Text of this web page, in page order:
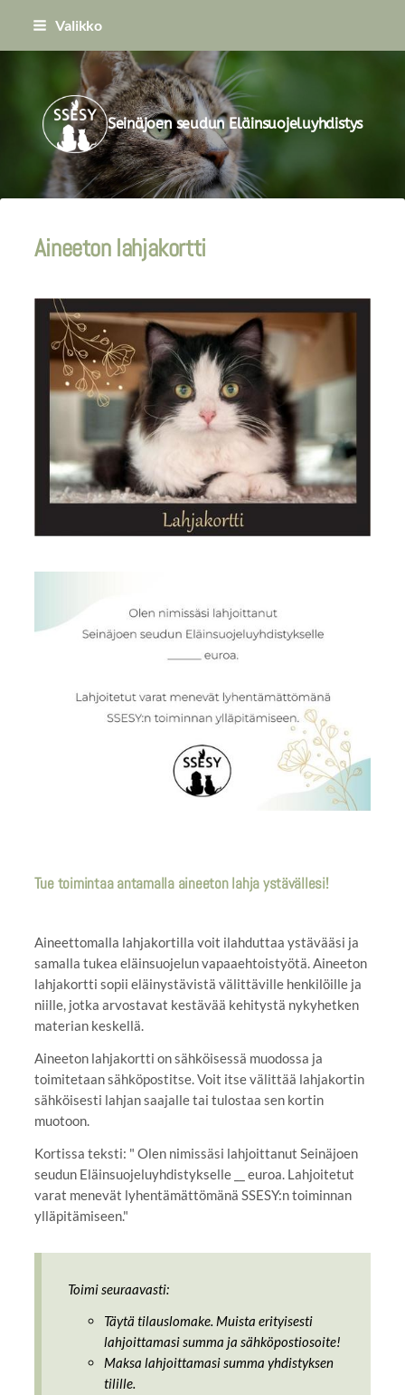
Siirry
Valikko
Seinäjoen seudun Eläinsuojeluyhdistys
Aineeton lahjakortti
Tue toimintaa antamalla aineeton lahja ystävällesi!
Aineettomalla lahjakortilla voit ilahduttaa ystävääsi ja
samalla tukea eläinsuojelun vapaaehtoistyötä. Aineeton
lahjakortti sopii eläinystävistä välittäville henkilöille ja
niille, jotka arvostavat kestävää kehitystä nykyhetken
materian keskellä.
Aineeton lahjakortti on sähköisessä muodossa ja
toimitetaan sähköpostitse. Voit itse välittää lahjakortin
sähköisesti lahjan saajalle tai tulostaa sen kortin
muotoon.
Kortissa teksti: " Olen nimissäsi lahjoittanut Seinäjoen
seudun Eläinsuojeluyhdistykselle __ euroa. Lahjoitetut
varat menevät lyhentämättömänä SSESY:n toiminnan
ylläpitämiseen."
Toimi seuraavasti:
Täytä tilauslomake. Muista erityisesti
lahjoittamasi summa ja sähköpostiosoite!
Maksa lahjoittamasi summa yhdistyksen
tilille.